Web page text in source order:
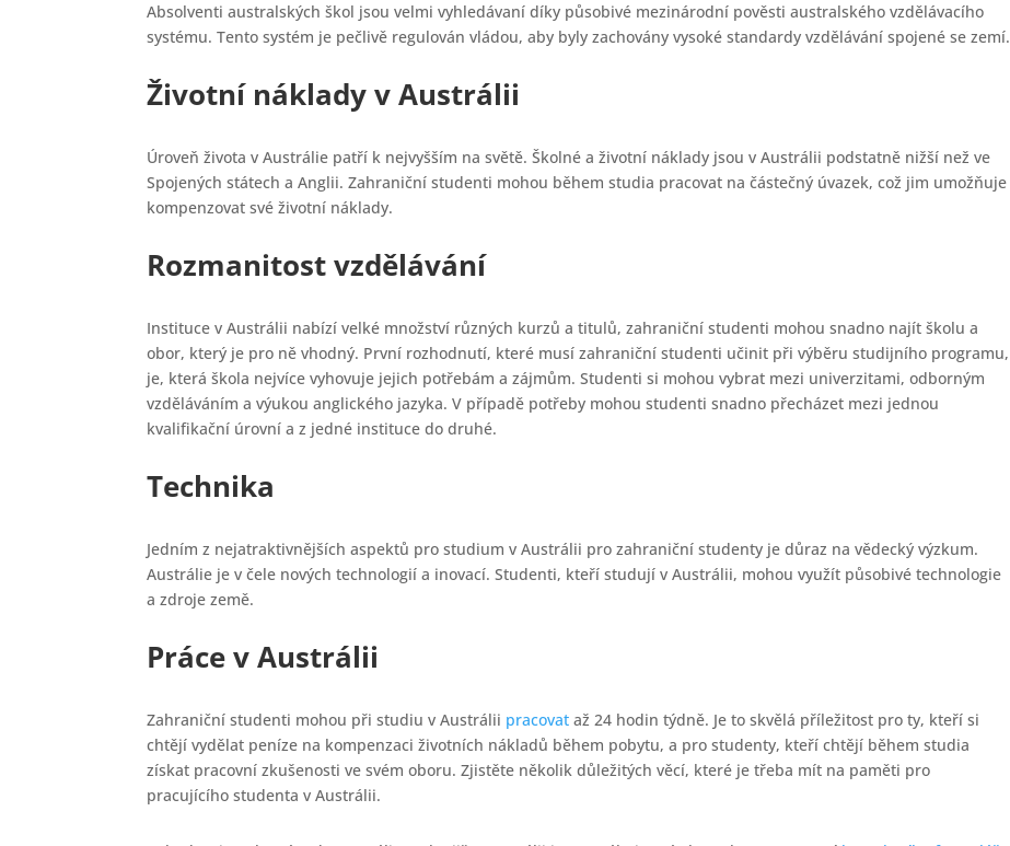
Absolventi australských škol jsou velmi vyhledávaní díky působivé mezinárodní pověsti australského vzdělávacího
systému. Tento systém je pečlivě regulován vládou, aby byly zachovány vysoké standardy vzdělávání spojené se zemí.
Životní náklady v Austrálii
Úroveň života v Austrálie patří k nejvyšším na světě. Školné a životní náklady jsou v Austrálii podstatně nižší než ve
Spojených státech a Anglii. Zahraniční studenti mohou během studia pracovat na částečný úvazek, což jim umožňuje
kompenzovat své životní náklady.
Rozmanitost vzdělávání
Instituce v Austrálii nabízí velké množství různých kurzů a titulů, zahraniční studenti mohou snadno najít školu a
obor, který je pro ně vhodný. První rozhodnutí, které musí zahraniční studenti učinit při výběru studijního programu,
je, která škola nejvíce vyhovuje jejich potřebám a zájmům. Studenti si mohou vybrat mezi univerzitami, odborným
vzděláváním a výukou anglického jazyka. V případě potřeby mohou studenti snadno přecházet mezi jednou
kvalifikační úrovní a z jedné instituce do druhé.
Technika
Jedním z nejatraktivnějších aspektů pro studium v Austrálii pro zahraniční studenty je důraz na vědecký výzkum.
Austrálie je v čele nových technologií a inovací. Studenti, kteří studují v Austrálii, mohou využít působivé technologie
a zdroje země.
Práce v Austrálii
Zahraniční studenti mohou při studiu v Austrálii pracovat až 24 hodin týdně. Je to skvělá příležitost pro ty, kteří si
chtějí vydělat peníze na kompenzaci životních nákladů během pobytu, a pro studenty, kteří chtějí během studia
získat pracovní zkušenosti ve svém oboru. Zjistěte několik důležitých věcí, které je třeba mít na paměti pro
pracujícího studenta v Austrálii.